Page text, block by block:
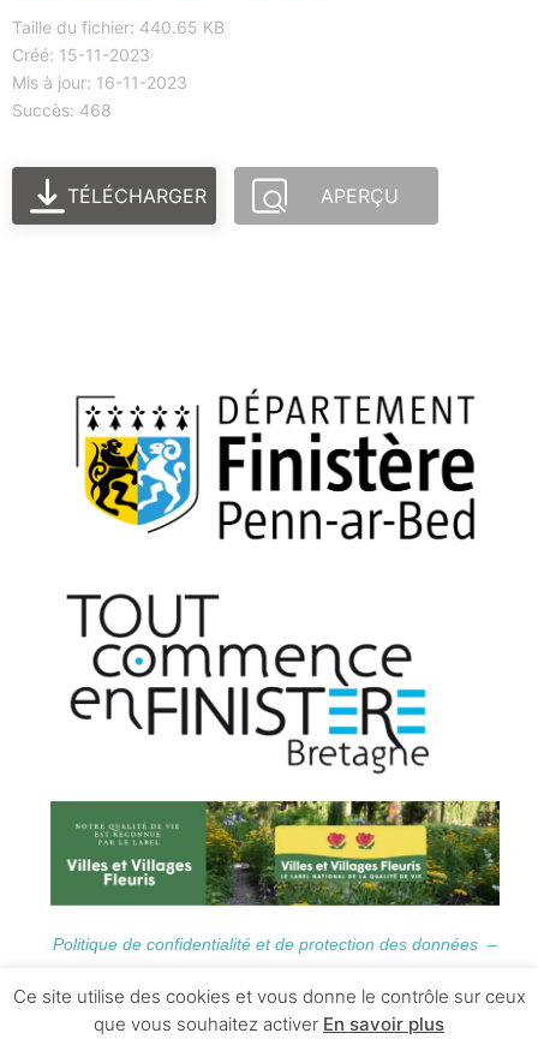
Taille du fichier: 440.65 KB
Créé: 15-11-2023
Mis à jour: 16-11-2023
Succès: 468
TÉLÉCHARGER APERÇU
Politique de confidentialité et de protection des données –
Informations Légales
Ce site utilise des cookies et vous donne le contrôle sur ceux
que vous souhaitez activer En savoir plus